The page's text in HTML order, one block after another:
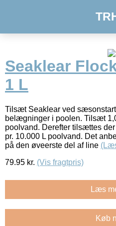
Seaklear
1 L
Tilsæt Seaklear ved
belægninger i poolen. Tilsæt
poolvand. Derefter tilsættes der
pr. 10.000 L poolvand. Det
på den øveerste del af line
79.95 kr. (Vis fragtpris)
Læs
Køb